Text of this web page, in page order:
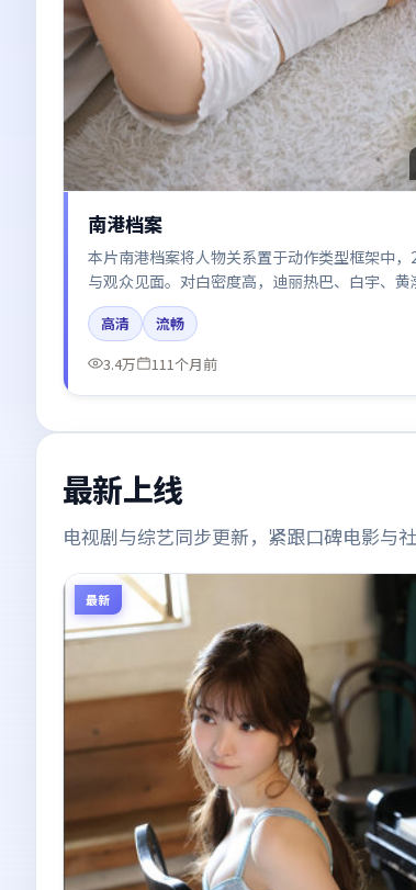
南港档案
本片南港档案将人物关系置于动作类型框架中，
与观众见面。对白密度高，迪丽热巴、白宇、黄
节奏值得关注；整体气质偏英国都市与冷色调摄
高清
流畅
3.4万
111个月前
最新上线
电视剧与综艺同步更新，紧跟口碑电影与
最新